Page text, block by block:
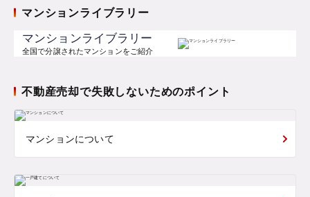
マンションライブラリー
マンションライブラリー
全国で分譲されたマンションをご紹介
不動産売却で失敗しないためのポイント
マンションについて